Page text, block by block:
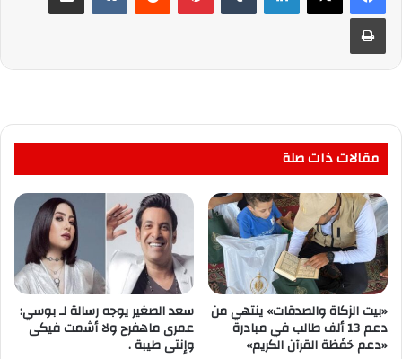
طباعة
مقالات ذات صلة
«بيت الزكاة والصدقات» ينتهي من
دعم 13 ألف طالب في مبادرة
«دعم حَفَظة القرآن الكريم»
سعد الصغير يوجه رسالة لـ بوسي:
عمرى ماهفرح ولا أشمت فيكى
وإنتى طيبة .